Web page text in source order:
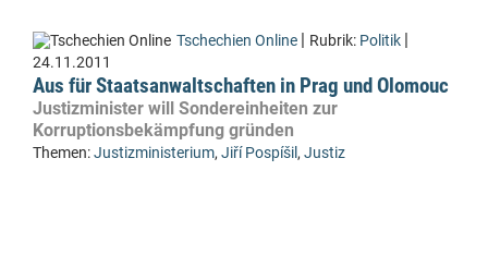
Tschechien Online | Rubrik: Politik |
24.11.2011
Aus für Staatsanwaltschaften in Prag und Olomouc
Justizminister will Sondereinheiten zur
Korruptionsbekämpfung gründen
Themen:Justizministerium, Jiří Pospíšil, Justiz